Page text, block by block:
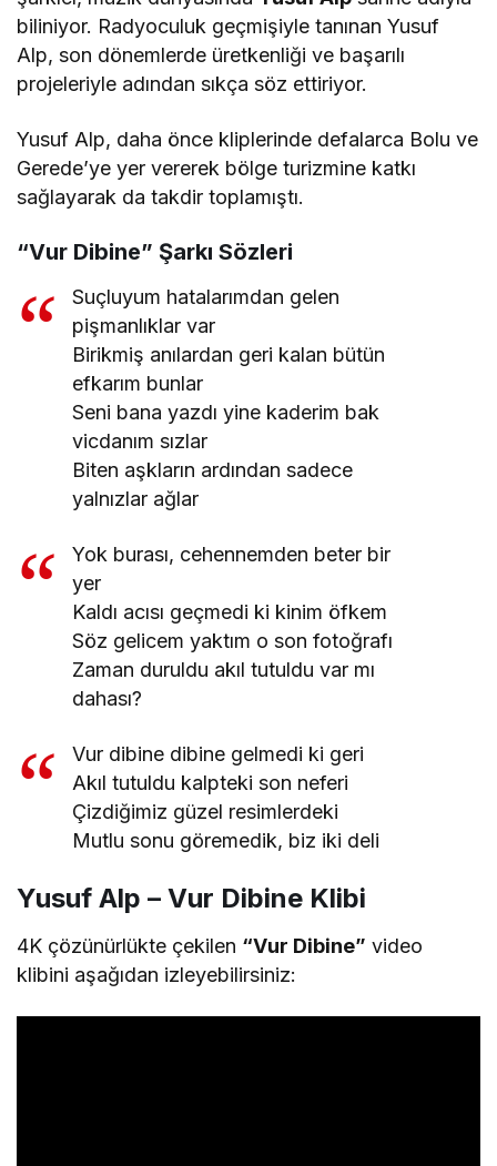
biliniyor. Radyoculuk geçmişiyle tanınan Yusuf
Alp, son dönemlerde üretkenliği ve başarılı
projeleriyle adından sıkça söz ettiriyor.
Yusuf Alp, daha önce kliplerinde defalarca Bolu ve
Gerede’ye yer vererek bölge turizmine katkı
sağlayarak da takdir toplamıştı.
“Vur Dibine” Şarkı Sözleri
Suçluyum hatalarımdan gelen
pişmanlıklar var
Birikmiş anılardan geri kalan bütün
efkarım bunlar
Seni bana yazdı yine kaderim bak
vicdanım sızlar
Biten aşkların ardından sadece
yalnızlar ağlar
Yok burası, cehennemden beter bir
yer
Kaldı acısı geçmedi ki kinim öfkem
Söz gelicem yaktım o son fotoğrafı
Zaman duruldu akıl tutuldu var mı
dahası?
Vur dibine dibine gelmedi ki geri
Akıl tutuldu kalpteki son neferi
Çizdiğimiz güzel resimlerdeki
Mutlu sonu göremedik, biz iki deli
Yusuf Alp – Vur Dibine Klibi
4K çözünürlükte çekilen “Vur Dibine” video
klibini aşağıdan izleyebilirsiniz: